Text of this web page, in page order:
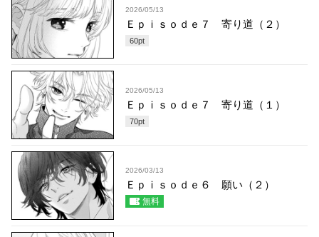
2026/05/13
Ｅｐｉｓｏｄｅ７ 寄り道（２）
60pt
2026/05/13
Ｅｐｉｓｏｄｅ７ 寄り道（１）
70pt
2026/03/13
Ｅｐｉｓｏｄｅ６ 願い（２）
無料